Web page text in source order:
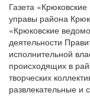
Газета
управы района
«Крюковские
деятельности
исполнительной
происходящих в
творческих
развлекательные и